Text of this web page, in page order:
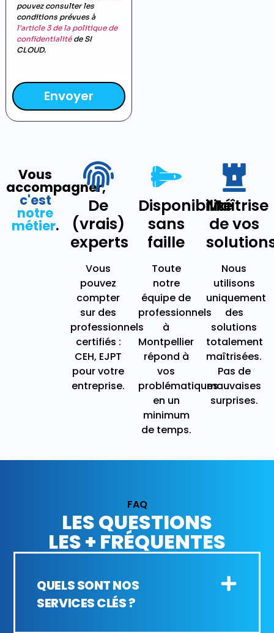
pouvez consulter les
conditions prévues à
l’article 3 de la politique de
confidentialité de SI
CLOUD.
Envoyer
Vous
accompagner,
c'est
notre
métier.
De
(vrais)
experts
Vous
pouvez
compter
sur des
professionnels
certifiés :
CEH, EJPT
pour votre
entreprise.
Disponibilité
sans
faille
Toute
notre
équipe de
professionnels
à
Montpellier
répond à
vos
problématiques
en un
minimum
de temps.
Maîtrise
de vos
Nous
utilisons
uniquement
des
solutions
totalement
maîtrisées.
Pas de
mauvaises
surprises.
FAQ
LES QUESTIONS
LES + FRÉQUENTES
QUELS SONT NOS
SERVICES CLÉS ?